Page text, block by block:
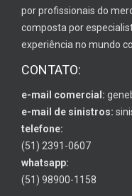
por profissionais do
composta por
experiência no mundo
CONTATO:
e-mail comercial:
e-mail de sinistros:
telefone:
(51) 2391-0607
whatsapp:
(51) 98900-1158